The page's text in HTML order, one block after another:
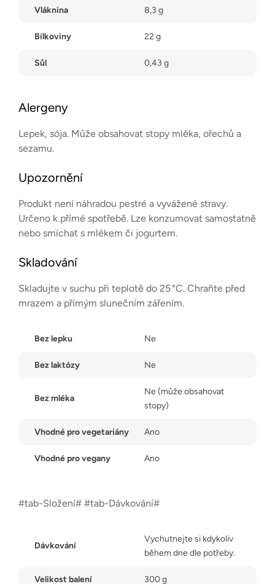
Vláknina 8,3 g
Bílkoviny 22 g
Sůl 0,43 g
Alergeny
Lepek, sója. Může obsahovat stopy mléka, ořechů a
sezamu.
Upozornění
Produkt není náhradou pestré a vyvážené stravy.
Určeno k přímé spotřebě. Lze konzumovat samostatně
nebo smíchat s mlékem či jogurtem.
Skladování
Skladujte v suchu při teplotě do 25 °C. Chraňte před
mrazem a přímým slunečním zářením.
Bez lepku Ne
Bez laktózy Ne
Bez mléka
Ne (může obsahovat
stopy)
Vhodné pro vegetariány Ano
Vhodné pro vegany Ano
#tab-Složení# #tab-Dávkování#
Dávkování
Vychutnejte si kdykoliv
během dne dle potřeby.
Velikost balení 300 g